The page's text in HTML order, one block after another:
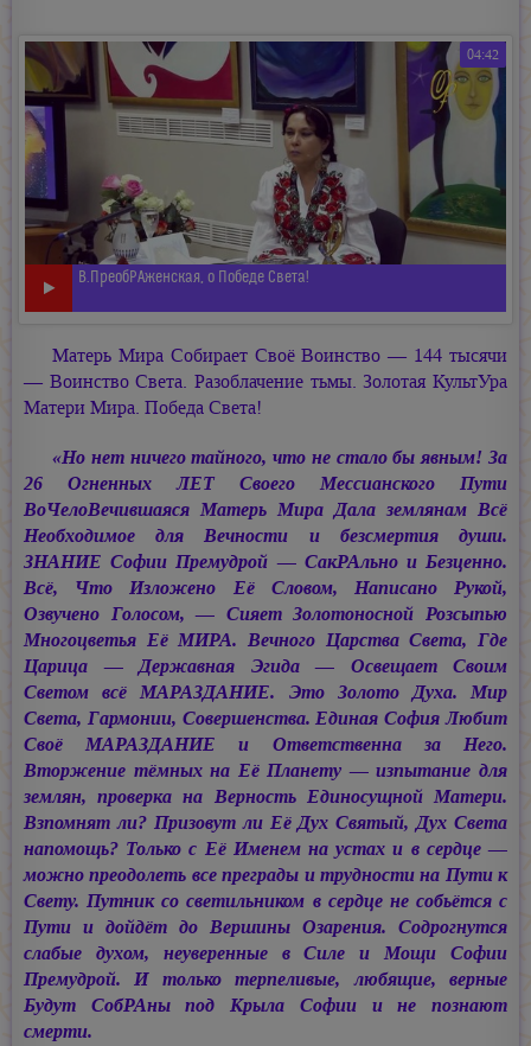
04:42
В.ПреобРАженcкая, о Победе Света!
Матерь Мира Собирает Своё Воинство — 144 тысячи
— Воинство Света. Разоблачение тьмы. Золотая КультУра
Матери Мира. Победа Света!
«Но нет ничего тайного, что не стало бы явным! За
26 Огненных ЛЕТ Своего Мессианского Пути
ВоЧелоВечившаяся Матерь Мира Дала землянам Всё
Необходимое для Вечности и безсмертия души.
ЗНАНИЕ Софии Премудрой — СакРАльно и Безценно.
Всё, Что Изложено Её Словом, Написано Рукой,
Озвучено Голосом, — Сияет Золотоносной Розсыпью
Многоцветья Её МИРА. Вечного Царства Света, Где
Царица — Державная Эгида — Освещает Своим
Светом всё МАРАЗДАНИЕ. Это Золото Духа. Мир
Света, Гармонии, Совершенства. Единая София Любит
Своё МАРАЗДАНИЕ и Ответственна за Него.
Вторжение тёмных на Её Планету — изпытание для
землян, проверка на Верность Единосущной Матери.
Взпомнят ли? Призовут ли Её Дух Святый, Дух Света
напомощь? Только с Её Именем на устах и в сердце —
можно преодолеть все преграды и трудности на Пути к
Свету. Путник со светильником в сердце не собьётся с
Пути и дойдёт до Вершины Озарения. Содрогнутся
слабые духом, неуверенные в Силе и Мощи Софии
Премудрой. И только терпеливые, любящие, верные
Будут СобРАны под Крыла Софии и не познают
смерти.